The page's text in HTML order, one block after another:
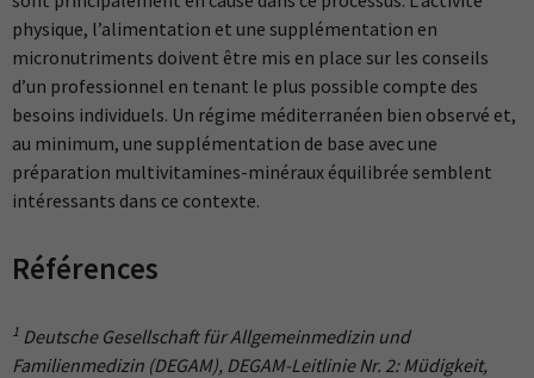
physique, l’alimentation et une supplémentation en
micronutriments doivent être mis en place sur les conseils
d’un professionnel en tenant le plus possible compte des
besoins individuels. Un régime méditerranéen bien observé et,
au minimum, une supplémentation de base avec une
préparation multivitamines-minéraux équilibrée semblent
intéressants dans ce contexte.
Références
1 Deutsche Gesellschaft für Allgemeinmedizin und
Familienmedizin (DEGAM), DEGAM-Leitlinie Nr. 2: Müdigkeit,